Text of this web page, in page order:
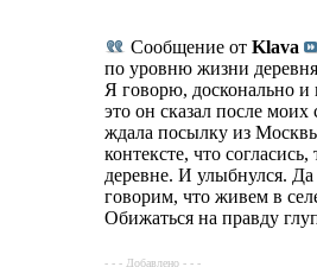
Сообщение от Klava
по уровню жизни
Я говорю, досконально
это он сказал после моих
ждала посылку из
контексте, что
деревне. И улыбнулся.
говорим, что живем в
Обижаться на правду
- - - Добавлено - - -